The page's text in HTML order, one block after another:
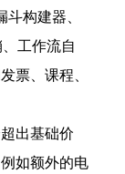
构建器、
工作流自
票、课程、
出基础价
如额外的电